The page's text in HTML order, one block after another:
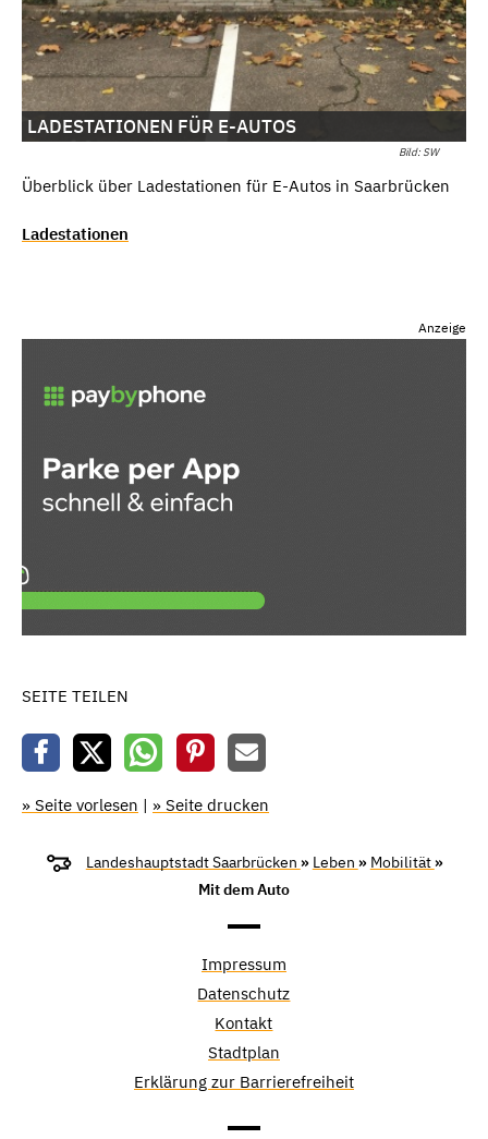
Bild: SW
LADESTATIONEN FÜR E-AUTOS
Überblick über Ladestationen für E-Autos in Saarbrücken
Ladestationen
Anzeige
SEITE TEILEN
» Seite vorlesen | » Seite drucken
Landeshauptstadt Saarbrücken » Leben » Mobilität »
Mit dem Auto
Impressum
Datenschutz
Kontakt
Stadtplan
Erklärung zur Barrierefreiheit